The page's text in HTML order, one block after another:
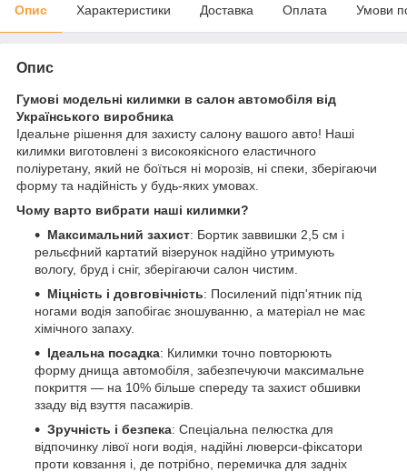
Опис Характеристики Доставка Оплата Умови
Опис
Гумові модельні килимки в салон автомобіля від
Українського виробника
Ідеальне рішення для захисту салону вашого авто! Наші
килимки виготовлені з високоякісного еластичного
поліуретану, який не боїться ні морозів, ні спеки, зберігаючи
форму та надійність у будь-яких умовах.
Чому варто вибрати наші килимки?
Максимальний захист: Бортик заввишки 2,5 см і
рельєфний картатий візерунок надійно утримують
вологу, бруд і сніг, зберігаючи салон чистим.
Міцність і довговічність: Посилений підп'ятник під
ногами водія запобігає зношуванню, а матеріал не має
хімічного запаху.
Ідеальна посадка: Килимки точно повторюють
форму днища автомобіля, забезпечуючи максимальне
покриття — на 10% більше спереду та захист обшивки
ззаду від взуття пасажирів.
Зручність і безпека: Спеціальна пелюстка для
відпочинку лівої ноги водія, надійні люверси-фіксатори
проти ковзання і, де потрібно, перемичка для задніх